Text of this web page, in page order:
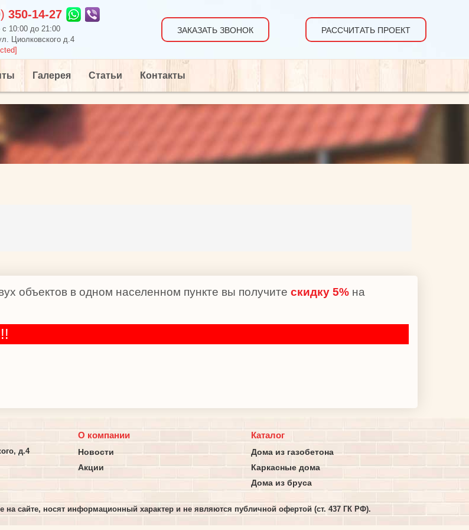
350-14-27
10:00 до 21:00
Циолковского д.4
ЗАКАЗАТЬ ЗВОНОК РАССЧИТАТЬ ПРОЕКТ
Галерея Статьи Контакты
объектов в одном населенном пункте вы получите скидку 5% на
д.4
О компании
Новости
Акции
Каталог
Дома из газобетона
Каркасные дома
Дома из бруса
сайте, носят информационный характер и не являются публичной офертой (ст. 437 ГК РФ).